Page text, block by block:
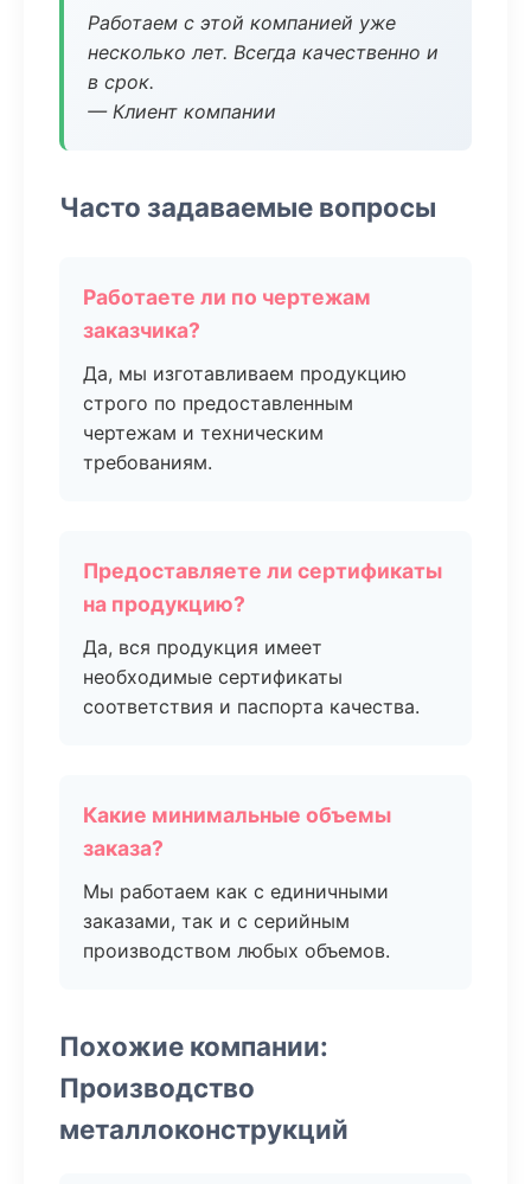
Работаем с этой компанией уже
несколько лет. Всегда качественно и
в срок.
— Клиент компании
Часто задаваемые вопросы
Работаете ли по чертежам
заказчика?
Да, мы изготавливаем продукцию
строго по предоставленным
чертежам и техническим
требованиям.
Предоставляете ли сертификаты
на продукцию?
Да, вся продукция имеет
необходимые сертификаты
соответствия и паспорта качества.
Какие минимальные объемы
заказа?
Мы работаем как с единичными
заказами, так и с серийным
производством любых объемов.
Похожие компании:
Производство
металлоконструкций